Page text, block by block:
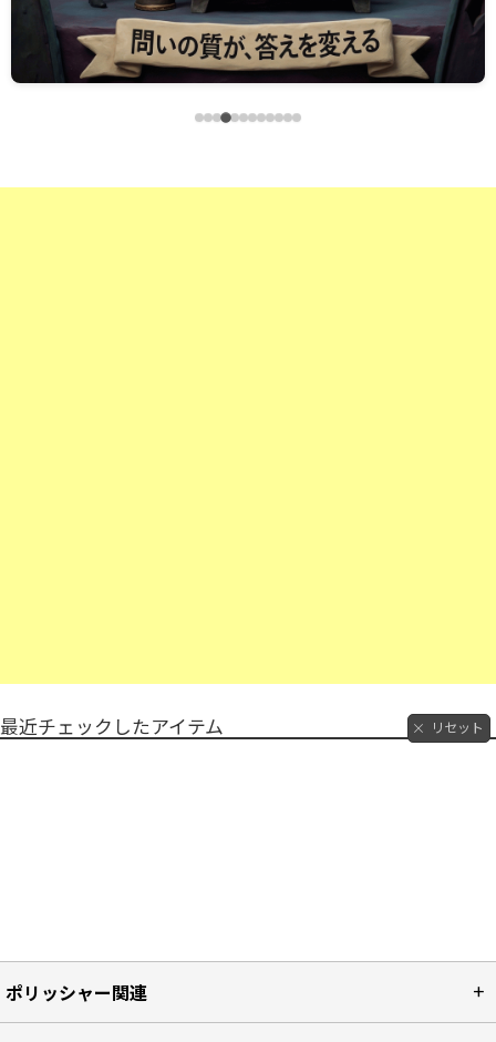
最近チェックしたアイテム リセット
ポリッシャー関連